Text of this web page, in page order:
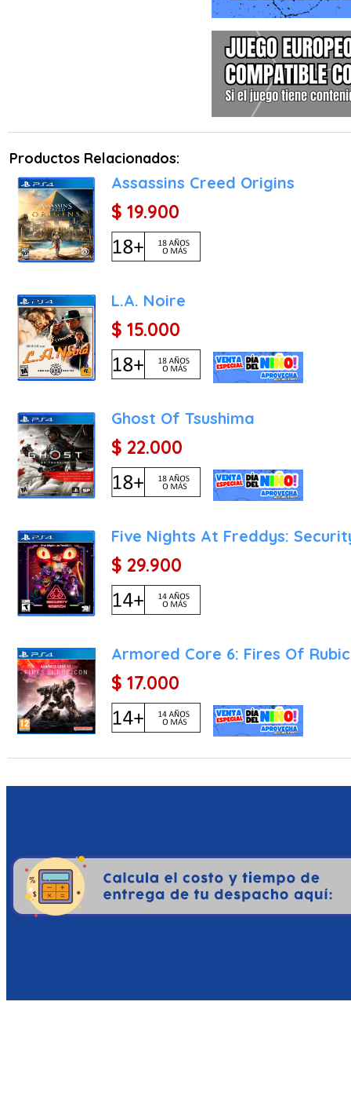
En resumen, "Little
de juego desafiantes,
Productos Relacionados:
Assassins Creed Origins
$ 19.900
L.A. Noire
$ 15.000
Ghost Of Tsushima
$ 22.000
Five Nights At Freddys:
$ 29.900
Armored Core 6: Fires Of
$ 17.000